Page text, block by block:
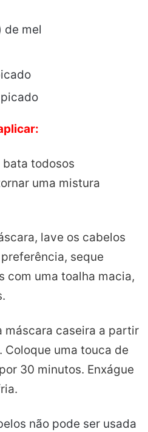
de mel
bata todosos
uma mistura
lave os cabelos
seque
com uma toalha macia,
máscara caseira a partir
Coloque uma touca de
30 minutos. Enxágue
não pode ser usada